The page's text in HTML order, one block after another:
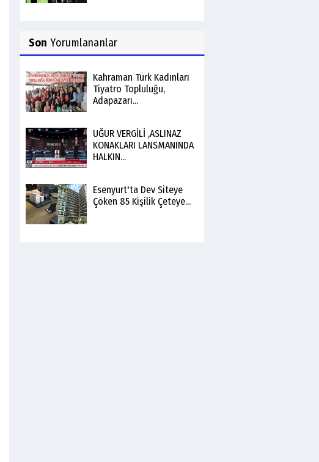
Son Yorumlananlar
Kahraman Türk Kadınları
Tiyatro Topluluğu,
Adapazarı...
UĞUR VERGİLİ ,ASLINAZ
KONAKLARI LANSMANINDA
HALKIN...
Esenyurt'ta Dev Siteye
Çöken 85 Kişilik Çeteye...